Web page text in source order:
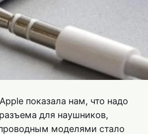
показала нам, что надо
для наушников,
моделями стало